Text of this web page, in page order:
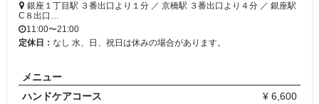
銀座１丁目駅 ３番出口より１分 ／ 京橋駅 ３番出口より４分 ／ 銀座駅
C８出口…
11:00〜21:00
定休日： なし 水、日、祝日は休みの場合があります。
メニュー
ハンドケアコース
¥ 6,600